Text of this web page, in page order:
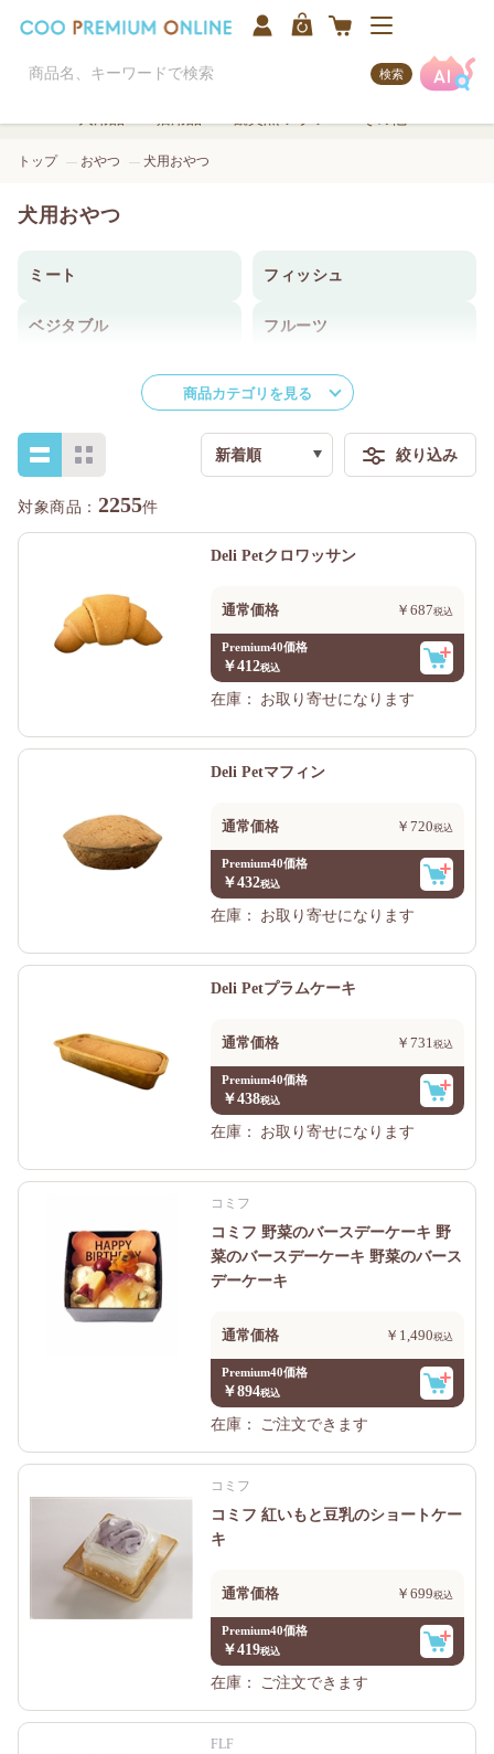
検索
トップ おやつ 犬用おやつ
犬用おやつ
ミート フィッシュ
ベジタブル フルーツ
機能性トリーツ
ガム・ボーン ジャーキー
商品カテゴリを見る
絞り込み
検索
新着順
2255件
Deli Petクロワッサン
通常価格 ￥687
Premium40価格
￥412
在庫：
お取り寄せになります
Deli Petマフィン
通常価格 ￥720
Premium40価格
￥432
在庫：
お取り寄せになります
Deli Petプラムケーキ
通常価格 ￥731
Premium40価格
￥438
在庫：
お取り寄せになります
コミフ
コミフ 野菜のバースデーケーキ 野
菜のバースデーケーキ 野菜のバース
デーケーキ
通常価格 ￥1,490
Premium40価格
￥894
在庫：
ご注文できます
コミフ
コミフ 紅いもと豆乳のショートケー
キ
通常価格 ￥699
Premium40価格
￥419
在庫：
ご注文できます
FLF